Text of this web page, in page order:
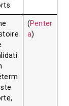
(Penter
a)